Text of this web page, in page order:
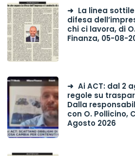
La linea
difesa
chi ci lavora, di
Finanza, 05-08-
Ai ACT: dal 2
regole su
Dalla
con O. Pollicino,
Agosto 2026